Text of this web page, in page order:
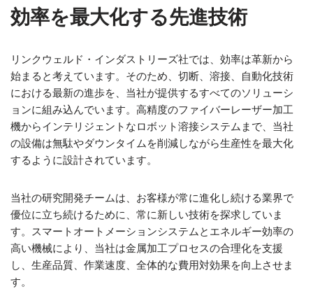
効率を最大化する先進技術
リンクウェルド・インダストリーズ社では、効率は革新から
始まると考えています。そのため、切断、溶接、自動化技術
における最新の進歩を、当社が提供するすべてのソリューシ
ョンに組み込んでいます。高精度のファイバーレーザー加工
機からインテリジェントなロボット溶接システムまで、当社
の設備は無駄やダウンタイムを削減しながら生産性を最大化
するように設計されています。
当社の研究開発チームは、お客様が常に進化し続ける業界で
優位に立ち続けるために、常に新しい技術を探求していま
す。スマートオートメーションシステムとエネルギー効率の
高い機械により、当社は金属加工プロセスの合理化を支援
し、生産品質、作業速度、全体的な費用対効果を向上させま
す。